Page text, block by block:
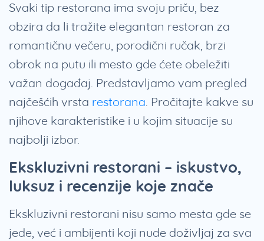
Svaki tip restorana ima svoju priču, bez
obzira da li tražite elegantan restoran za
romantičnu večeru, porodični ručak, brzi
obrok na putu ili mesto gde ćete obeležiti
važan događaj. Predstavljamo vam pregled
najčešćih vrsta restorana. Pročitajte kakve su
njihove karakteristike i u kojim situacije su
najbolji izbor.
Ekskluzivni restorani – iskustvo,
luksuz i recenzije koje znače
Ekskluzivni restorani nisu samo mesta gde se
jede, već i ambijenti koji nude doživljaj za sva